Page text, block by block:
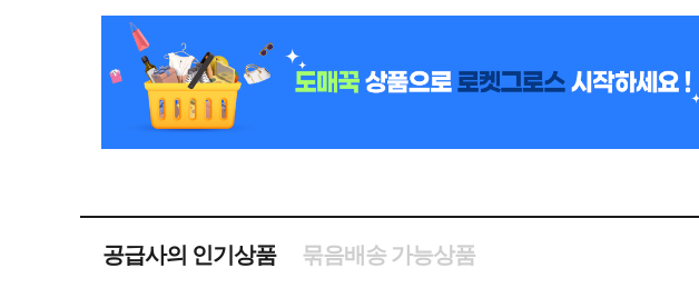
공급사의 인기상품 묶음배송 가능상품